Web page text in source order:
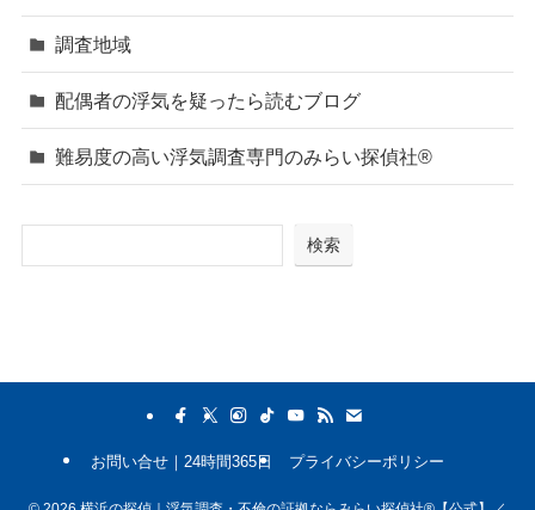
調査地域
配偶者の浮気を疑ったら読むブログ
難易度の高い浮気調査専門のみらい探偵社®︎
検索
お問い合せ｜24時間365日 プライバシーポリシー